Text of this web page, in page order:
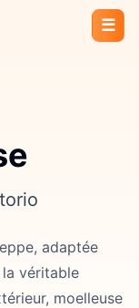
☰
adaptée
véritable
moelleuse